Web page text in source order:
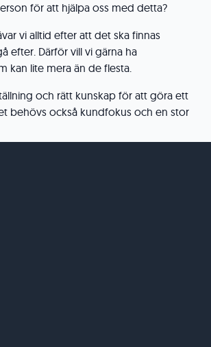
för att hjälpa oss med detta?
vi alltid efter att det ska finnas
efter. Därför vill vi gärna ha
kan lite mera än de flesta.
och rätt kunskap för att göra ett
behövs också kundfokus och en stor